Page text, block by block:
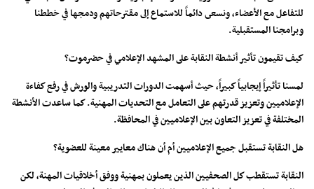
للتفاعل مع الأعضاء، ونسعى دائماً للاستماع إلى مقترحاتهم ودمجها في خططنا
وبرامجنا المستقبلية.
كيف تقيمون تأثير أنشطة النقابة على المشهد الإعلامي في حضرموت؟
لمسنا تأثيراً إيجابياً كبيراً، حيث أسهمت الدورات التدريبية والورش في رفع كفاءة
الإعلاميين وتعزيز قدرتهم على التعامل مع التحديات المهنية. كما ساعدت الأنشطة
المختلفة في تعزيز التعاون بين الإعلاميين في المحافظة.
هل النقابة تستقبل جميع الإعلاميين أم أن هناك معايير معينة للعضوية؟
النقابة تستقطب كل الصحفيين الذين يعملون بمهنية ووفق أخلاقيات المهنة، لكن